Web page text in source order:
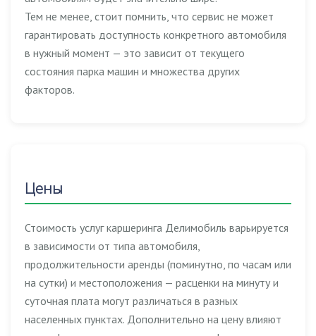
Тем не менее, стоит помнить, что сервис не может
гарантировать доступность конкретного автомобиля
в нужный момент — это зависит от текущего
состояния парка машин и множества других
факторов.
Цены
Стоимость услуг каршеринга Делимобиль варьируется
в зависимости от типа автомобиля,
продолжительности аренды (поминутно, по часам или
на сутки) и местоположения — расценки на минуту и
суточная плата могут различаться в разных
населенных пунктах. Дополнительно на цену влияют